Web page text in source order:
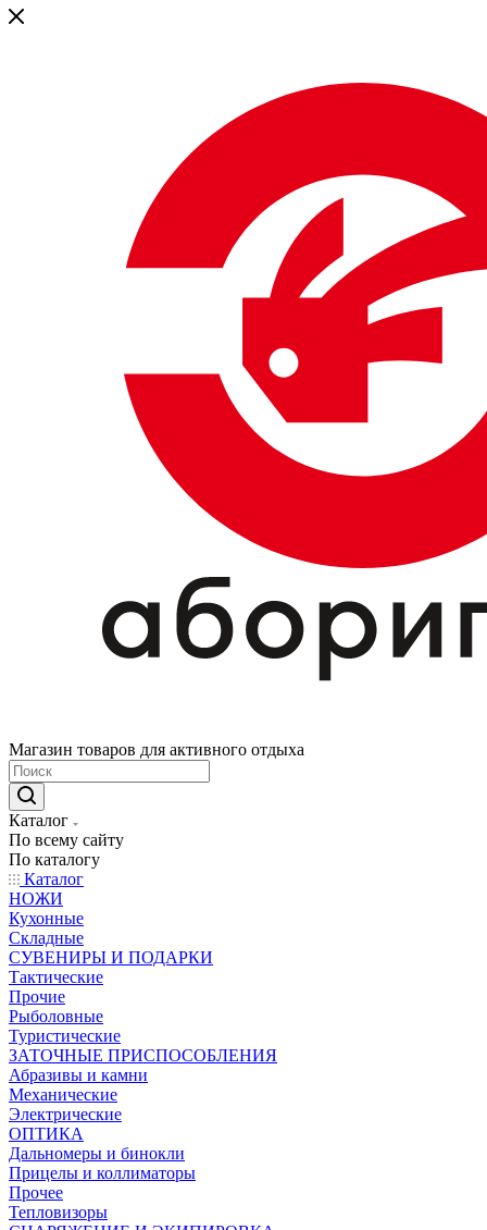
Магазин товаров для активного отдыха
Каталог
По всему сайту
По каталогу
Каталог
НОЖИ
Кухонные
Складные
СУВЕНИРЫ И ПОДАРКИ
Тактические
Прочие
Рыболовные
Туристические
ЗАТОЧНЫЕ ПРИСПОСОБЛЕНИЯ
Абразивы и камни
Механические
Электрические
ОПТИКА
Дальномеры и бинокли
Прицелы и коллиматоры
Прочее
Тепловизоры